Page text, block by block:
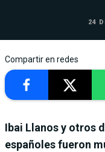
24
Compartir en redes
Ibai Llanos y otros
españoles fueron